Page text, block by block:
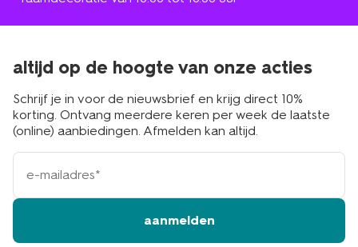
altijd op de hoogte van onze acties
Schrijf je in voor de nieuwsbrief en krijg direct 10%
korting. Ontvang meerdere keren per week de laatste
(online) aanbiedingen. Afmelden kan altijd.
e-
mailadres
aanmelden